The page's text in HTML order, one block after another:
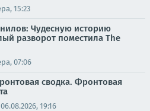
15:23
Чудесную историю
разворот поместила The
07:06
сводка. Фронтовая
06.08.2026, 19:16